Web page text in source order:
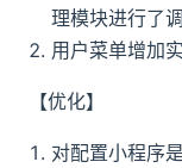
理模块进行了
用户菜单增加
【优化】
对配置小程序